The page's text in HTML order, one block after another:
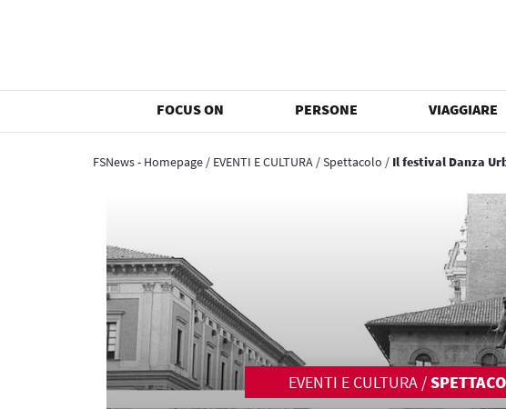
FOCUS ON PERSONE VIAGGIARE
FSNews - Homepage / EVENTI E CULTURA /Spettacolo / Il festival Danza
EVENTI E CULTURA /